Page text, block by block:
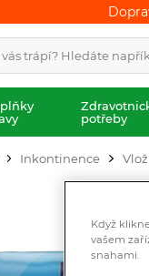
potřeby
Inkontinence
Když
vašem
snahami.